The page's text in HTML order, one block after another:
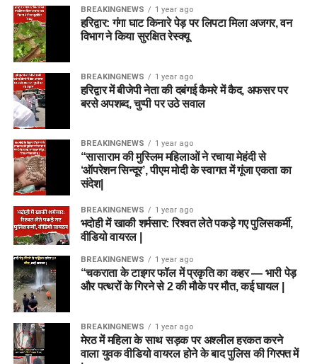
BREAKINGNEWS 1 year ago
हरिद्वार: गंगा घाट किनारे पेड़ पर लिपटा मिला अजगर, वन
विभाग ने किया सुरक्षित रेस्क्यू
BREAKINGNEWS 1 year ago
हरिद्वार में बीजेपी नेता की दबंगई कैमरे में कैद, अफसर पर
बरसे अपशब्द, चुप्पी पर उठे सवाल
BREAKINGNEWS 1 year ago
“सासाराम की मुस्लिम महिलाओं ने रचाया मेहंदी से
‘ऑपरेशन सिन्दूर’, पीएम मोदी के स्वागत में गूंजा एकता का
संदेश|
BREAKINGNEWS 1 year ago
भदोही में खाकी शर्मसार: रिश्वत लेते पकड़े गए पुलिसकर्मी,
वीडियो वायरल |
BREAKINGNEWS 1 year ago
“चकराता के टाइगर फॉल में प्रकृति का कहर — भारी पेड़
और पत्थरों के गिरने से 2 की मौके पर मौत, कई घायल |
BREAKINGNEWS 1 year ago
मेरठ में महिला के साथ सड़क पर अश्लील हरकत करने
वाला युवक वीडियो वायरल होने के बाद पुलिस की गिरफ्त में